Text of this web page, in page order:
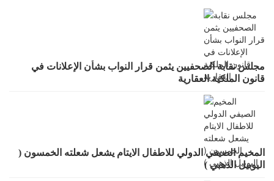
مجلس نقابة الصحفيين يثمن قرار النواب بشأن الإعلانات في
قانون الملكية العقارية
المخيم الصيفي الدولي للاطفال الايتام يشعل شعلته الخمسون (
اليوبيل الذهبي )